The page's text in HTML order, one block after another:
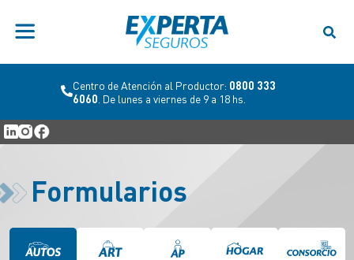
Centro de Atención al Productor: 0800 333
6060 . De lunes a viernes de 9 a 18 hs.
Formularios